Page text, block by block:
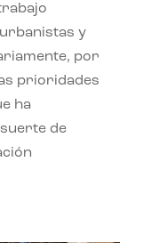
y
por
prioridades
ha
de